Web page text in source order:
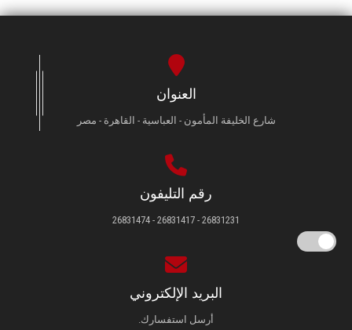
العنوان
شارع الخليفة المأمون - العباسية - القاهرة - مصر
رقم التليفون
26831231 - 26831417 - 26831474
البريد الإلكتروني
أرسل استفسارك.